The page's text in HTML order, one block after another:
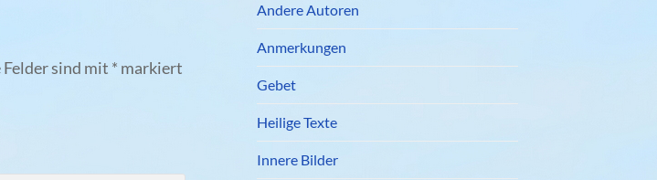
sind mit * markiert
Andere Autoren
Anmerkungen
Gebet
Heilige Texte
Innere Bilder